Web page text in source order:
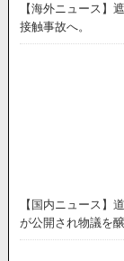
【海外ニュース】
接触事故へ。
【国内ニュース】
が公開され物議を醸